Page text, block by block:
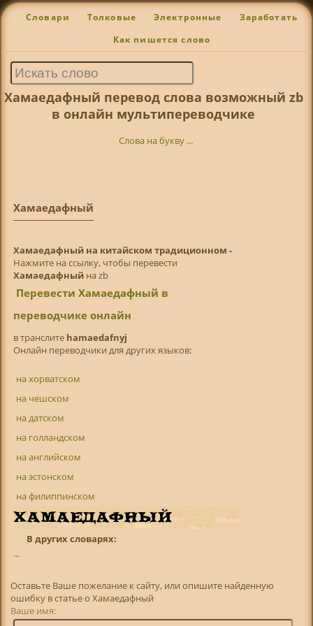
Словари Толковые Электронные Заработать
Как пишется слово
Хамаедафный перевод слова возможный zb
в онлайн мультипереводчике
Слова на букву ...
Хамаедафный
Хамаедафный на китайском традиционном -
Нажмите на ссылку, чтобы перевести
Хамаедафныйна zb
Перевести Хамаедафный в
переводчике онлайн
в транслитe hamaedafnyj
Онлайн переводчики для других языков:
на хорватском
на чешском
на датском
на голландском
на английском
на эстонском
на филиппинском
В других словарях:
...
Оставьте Ваше пожелание к сайту, или опишите найденную
ошибку в статье о Хамаедафный
Ваше имя: